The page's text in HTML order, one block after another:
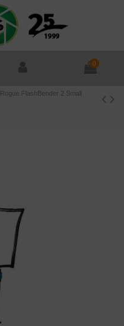
0
Rogue FlashBender 2 Small